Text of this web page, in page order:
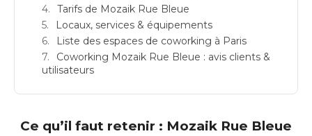
Tarifs de Mozaik Rue Bleue
Locaux, services & équipements
Liste des espaces de coworking à Paris
Coworking Mozaik Rue Bleue : avis clients &
utilisateurs
Ce qu’il faut retenir : Mozaik Rue Bleue